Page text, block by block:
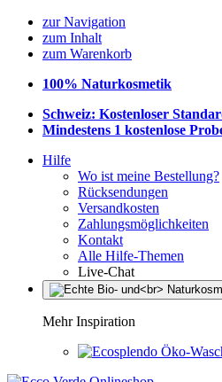
zur Navigation
zum Inhalt
zum Warenkorb
100% Naturkosmetik
Schweiz: Kostenloser
Mindestens 1 kostenlose
Hilfe
Wo ist meine Bestellung?
Rücksendungen
Versandkosten
Zahlungsmöglichkeiten
Kontakt
Alle Hilfe-Themen
Live-Chat
Mehr Inspiration
Öko-